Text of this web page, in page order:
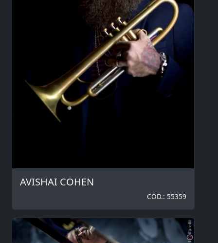
AVISHAI COHEN
COD.: 55359